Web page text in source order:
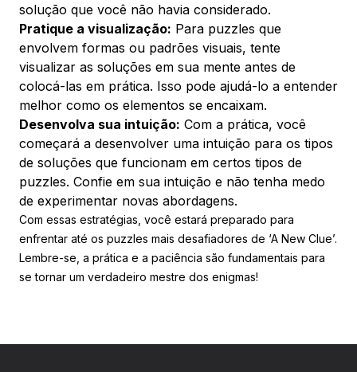
solução que você não havia considerado.
Pratique a visualização: Para puzzles que
envolvem formas ou padrões visuais, tente
visualizar as soluções em sua mente antes de
colocá-las em prática. Isso pode ajudá-lo a entender
melhor como os elementos se encaixam.
Desenvolva sua intuição: Com a prática, você
começará a desenvolver uma intuição para os tipos
de soluções que funcionam em certos tipos de
puzzles. Confie em sua intuição e não tenha medo
de experimentar novas abordagens.
Com essas estratégias, você estará preparado para
enfrentar até os puzzles mais desafiadores de ‘A New Clue’.
Lembre-se, a prática e a paciência são fundamentais para
se tornar um verdadeiro mestre dos enigmas!